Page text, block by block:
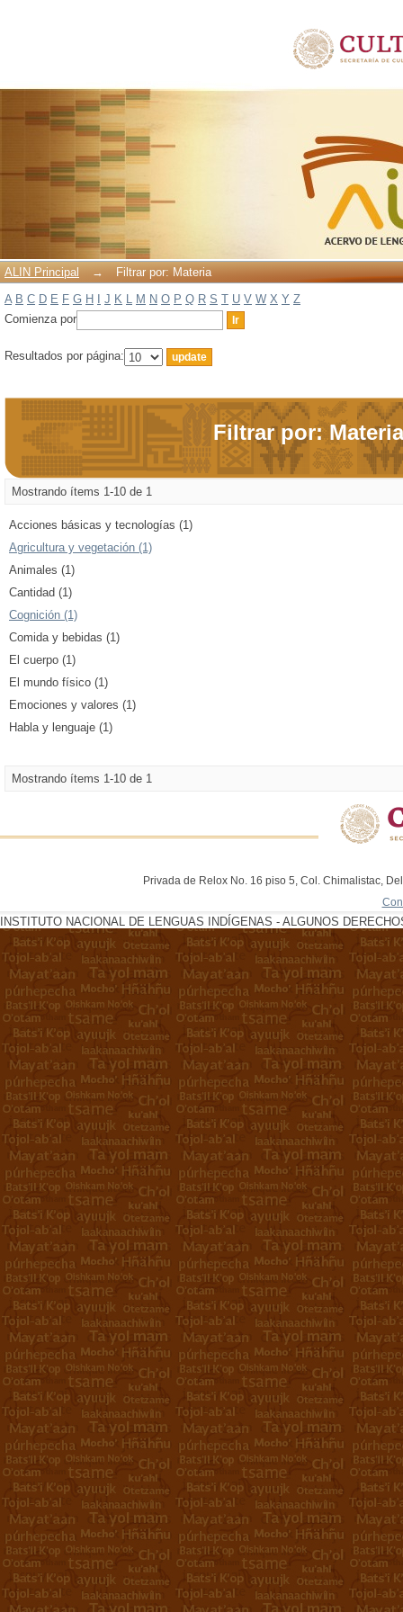
ALIN Principal →
Filtrar por: Materia
A B C D E F G H J K L M N O P Q R S T U V W X Y Z
Comienza por
Resultados por página:
Filtrar por: Materia
Mostrando ítems 1-10 de 1
Acciones básicas y tecnologías (1)
Agricultura y vegetación (1)
Animales (1)
Cantidad (1)
Cognición (1)
Comida y bebidas (1)
El cuerpo (1)
El mundo físico (1)
Emociones y valores (1)
Habla y lenguaje (1)
Mostrando ítems 1-10 de 1
Privada de Relox No. 16 piso 5, Col. Chimalistac,
INSTITUTO NACIONAL DE LENGUAS INDÍGENAS - ALGUNOS